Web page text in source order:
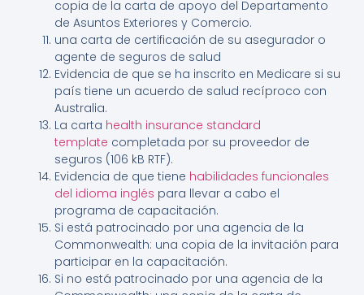
copia de la carta de apoyo del Departamento
de Asuntos Exteriores y Comercio.
una carta de certificación de su asegurador o
agente de seguros de salud
Evidencia de que se ha inscrito en Medicare si su
país tiene un acuerdo de salud recíproco con
Australia.
La carta health insurance standard
template completada por su proveedor de
seguros (106 kB RTF).
Evidencia de que tiene habilidades funcionales
del idioma inglés para llevar a cabo el
programa de capacitación.
Si está patrocinado por una agencia de la
Commonwealth: una copia de la invitación para
participar en la capacitación.
Si no está patrocinado por una agencia de la